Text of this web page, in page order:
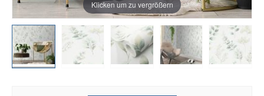
Klicken um zu vergrößern